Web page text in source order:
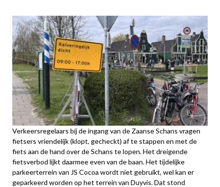
Verkeersregelaars bij de ingang van de Zaanse Schans vragen
fietsers vriendelijk (klopt, gecheckt) af te stappen en met de
fiets aan de hand over de Schans te lopen. Het dreigende
fietsverbod lijkt daarmee even van de baan. Het tijdelijke
parkeerterrein van JS Cocoa wordt niet gebruikt, wel kan er
geparkeerd worden op het terrein van Duyvis. Dat stond